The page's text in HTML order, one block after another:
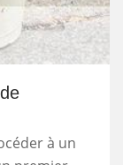
à un